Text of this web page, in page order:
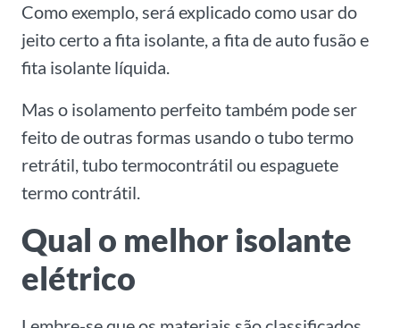
Como exemplo, será explicado como usar do
jeito certo a fita isolante, a fita de auto fusão e
fita isolante líquida.
Mas o isolamento perfeito também pode ser
feito de outras formas usando o tubo termo
retrátil, tubo termocontrátil ou espaguete
termo contrátil.
Qual o melhor isolante
elétrico